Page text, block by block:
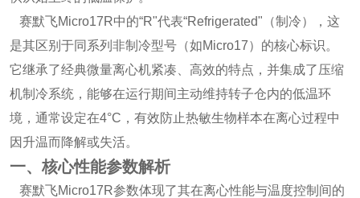
赛默飞Micro17R中的“R"代表“Refrigerated"（制冷），这
是其区别于同系列非制冷型号（如Micro17）的核心标识。
它继承了经典微量离心机紧凑、高效的特点，并集成了压缩
机制冷系统，能够在运行期间主动维持转子仓内的低温环
境，通常设定在4°C，有效防止热敏生物样本在离心过程中
因升温而降解或失活。
一、核心性能参数解析
赛默飞Micro17R参数体现了其在离心性能与温度控制间的